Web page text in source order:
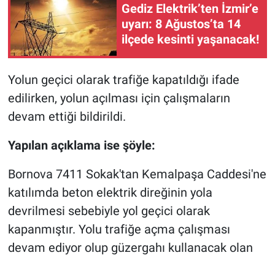
Gediz Elektrik’ten İzmir’e
uyarı: 8 Ağustos’ta 14
ilçede kesinti yaşanacak!
Yolun geçici olarak trafiğe kapatıldığı ifade
edilirken, yolun açılması için çalışmaların
devam ettiği bildirildi.
Yapılan açıklama ise şöyle:
Bornova 7411 Sokak'tan Kemalpaşa Caddesi'ne
katılımda beton elektrik direğinin yola
devrilmesi sebebiyle yol geçici olarak
kapanmıştır. Yolu trafiğe açma çalışması
devam ediyor olup güzergahı kullanacak olan